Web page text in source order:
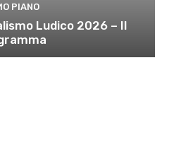
PIANO
Ludico 2026 – Il